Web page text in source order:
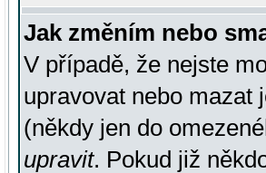
Jak změním nebo
V případě, že nejste
upravovat nebo mazat
(někdy jen do
upravit. Pokud již